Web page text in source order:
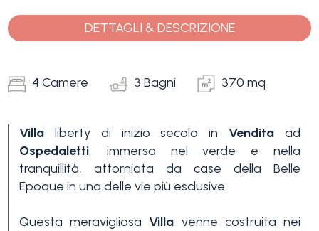
DETTAGLI & DESCRIZIONE
4 Camere 3 Bagni 370 mq
Villa liberty di inizio secolo in Vendita ad
Ospedaletti, immersa nel verde e nella
tranquillità, attorniata da case della Belle
Epoque in una delle vie più esclusive.
Questa meravigliosa Villa venne costruita nei
Terreni